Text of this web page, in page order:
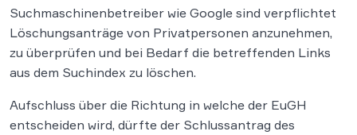
Suchmaschinenbetreiber wie Google sind verpflichtet
Löschungsanträge von Privatpersonen anzunehmen,
zu überprüfen und bei Bedarf die betreffenden Links
aus dem Suchindex zu löschen.
Aufschluss über die Richtung in welche der EuGH
entscheiden wird, dürfte der Schlussantrag des